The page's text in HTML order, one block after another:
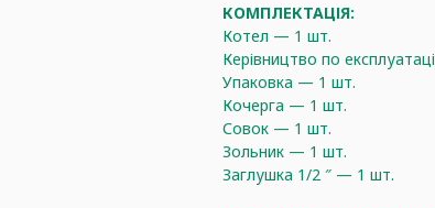
КОМПЛЕКТАЦІЯ:
Котел — 1 шт.
Керівництво по
Упаковка — 1 шт.
Кочерга — 1 шт.
Совок — 1 шт.
Зольник — 1 шт.
Заглушка 1/2 ″ — 1 шт.